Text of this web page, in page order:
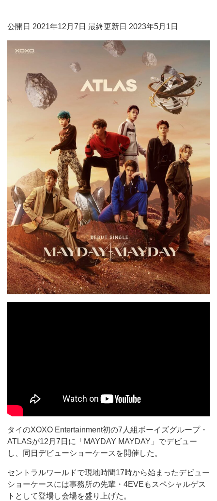
公開日 2021年12月7日 最終更新日 2023年5月1日
タイのXOXO Entertainment初の7人組ボーイズグループ・
ATLASが12月7日に「MAYDAY MAYDAY」でデビュー
し、同日デビューショーケースを開催した。
セントラルワールドで現地時間17時から始まったデビュー
ショーケースには事務所の先輩・4EVEもスペシャルゲス
トとして登場し会場を盛り上げた。